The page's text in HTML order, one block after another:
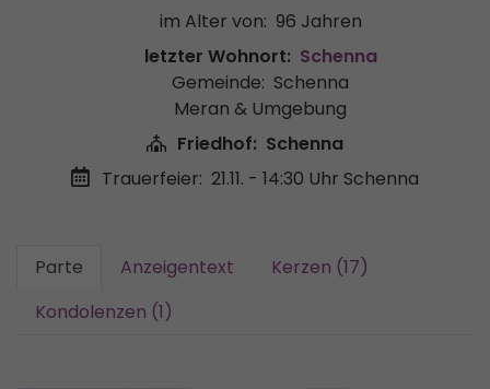
im Alter von: 96 Jahren
letzter Wohnort: Schenna
Gemeinde: Schenna
Meran & Umgebung
Friedhof: Schenna
Trauerfeier: 21.11. - 14:30 Uhr Schenna
Parte Anzeigentext
Kerzen (17)
Kondolenzen (1)